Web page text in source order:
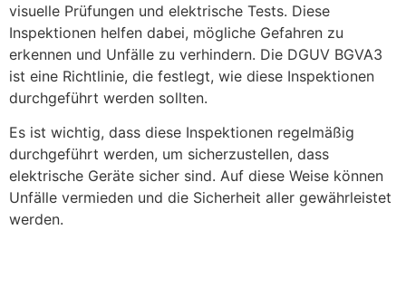
visuelle Prüfungen und elektrische Tests. Diese
Inspektionen helfen dabei, mögliche Gefahren zu
erkennen und Unfälle zu verhindern. Die DGUV BGVA3
ist eine Richtlinie, die festlegt, wie diese Inspektionen
durchgeführt werden sollten.
Es ist wichtig, dass diese Inspektionen regelmäßig
durchgeführt werden, um sicherzustellen, dass
elektrische Geräte sicher sind. Auf diese Weise können
Unfälle vermieden und die Sicherheit aller gewährleistet
werden.